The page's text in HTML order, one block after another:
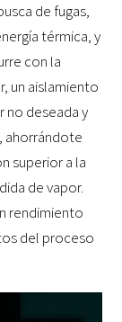
de fugas,
térmica, y
con la
un aislamiento
no deseada y
ahorrándote
superior a la
de vapor.
rendimiento
del proceso